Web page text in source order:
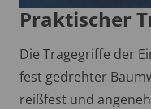
Praktischer
Die Tragegriffe der
fest gedrehter
reißfest und